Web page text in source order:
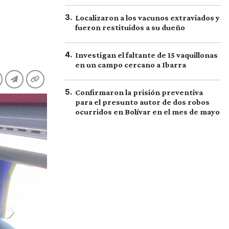
3. Localizaron a los vacunos extraviados y
fueron restituidos a su dueño
4. Investigan el faltante de 15 vaquillonas
en un campo cercano a Ibarra
5. Confirmaron la prisión preventiva
para el presunto autor de dos robos
ocurridos en Bolívar en el mes de mayo